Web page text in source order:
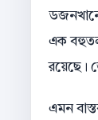
এক বহুতল
রয়েছে।
এমন